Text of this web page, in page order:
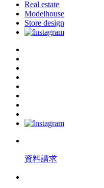
Real estate
Modelhouse
Store design
資料請求